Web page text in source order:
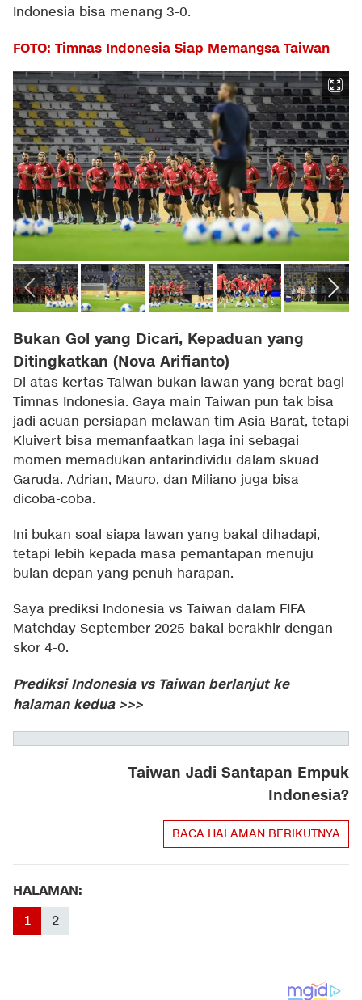
Indonesia bisa menang 3-0.
FOTO: Timnas Indonesia Siap Memangsa Taiwan
Bukan Gol yang Dicari, Kepaduan yang
Ditingkatkan (Nova Arifianto)
Di atas kertas Taiwan bukan lawan yang berat bagi
Timnas Indonesia. Gaya main Taiwan pun tak bisa
jadi acuan persiapan melawan tim Asia Barat, tetapi
Kluivert bisa memanfaatkan laga ini sebagai
momen memadukan antarindividu dalam skuad
Garuda. Adrian, Mauro, dan Miliano juga bisa
dicoba-coba.
Ini bukan soal siapa lawan yang bakal dihadapi,
tetapi lebih kepada masa pemantapan menuju
bulan depan yang penuh harapan.
Saya prediksi Indonesia vs Taiwan dalam FIFA
Matchday September 2025 bakal berakhir dengan
skor 4-0.
Prediksi Indonesia vs Taiwan berlanjut ke
halaman kedua >>>
Taiwan Jadi Santapan Empuk
Indonesia?
BACA HALAMAN BERIKUTNYA
HALAMAN:
1 2